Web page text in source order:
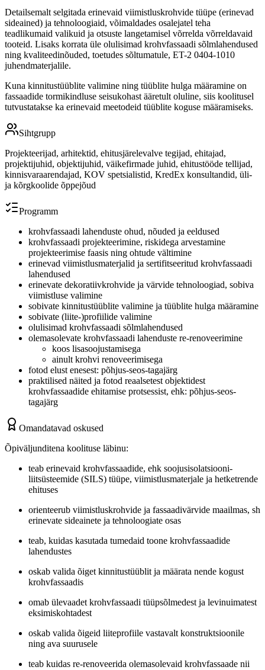
Detailsemalt selgitada erinevaid viimistluskrohvide tüüpe (erinevad
sideained) ja tehnoloogiaid, võimaldades osalejatel teha
teadlikumaid valikuid ja otsuste langetamisel võrrelda võrreldavaid
tooteid. Lisaks korrata üle olulisimad krohvfassaadi sõlmlahendused
ning kvaliteedinõuded, toetudes sõltumatule, ET-2 0404-1010
juhendmaterjalile.
Kuna kinnitustüüblite valimine ning tüüblite hulga määramine on
fassaadide tormikindluse seisukohast ääretult oluline, siis koolitusel
tutvustatakse ka erinevaid meetodeid tüüblite koguse määramiseks.
Sihtgrupp
Projekteerijad, arhitektid, ehitusjärelevalve tegijad, ehitajad,
projektijuhid, objektijuhid, väikefirmade juhid, ehitustööde tellijad,
kinnisvaraarendajad, KOV spetsialistid, KredEx konsultandid, üli-
ja kõrgkoolide õppejõud
Programm
krohvfassaadi lahenduste ohud, nõuded ja eeldused
krohvfassaadi projekteerimine, riskidega arvestamine
projekteerimise faasis ning ohtude vältimine
erinevad viimistlusmaterjalid ja sertifitseeritud krohvfassaadi
lahendused
erinevate dekoratiivkrohvide ja värvide tehnoloogiad, sobiva
viimistluse valimine
sobivate kinnitustüüblite valimine ja tüüblite hulga määramine
sobivate (liite-)profiilide valimine
olulisimad krohvfassaadi sõlmlahendused
olemasolevate krohvfassaadi lahenduste re-renoveerimine
koos lisasoojustamisega
ainult krohvi renoveerimisega
fotod elust enesest: põhjus-seos-tagajärg
praktilised näited ja fotod reaalsetest objektidest
krohvfassaadide ehitamise protsessist, ehk: põhjus-seos-
tagajärg
Omandatavad oskused
Õpiväljunditena koolituse läbinu:
teab erinevaid krohvfassaadide, ehk soojusisolatsiooni-
liitsüsteemide (SILS) tüüpe, viimistlusmaterjale ja hetketrende
ehituses
orienteerub viimistluskrohvide ja fassaadivärvide maailmas, sh
erinevate sideainete ja tehnoloogiate osas
teab, kuidas kasutada tumedaid toone krohvfassaadide
lahendustes
oskab valida õiget kinnitustüüblit ja määrata nende kogust
krohvfassaadis
omab ülevaadet krohvfassaadi tüüpsõlmedest ja levinuimatest
eksimiskohtadest
oskab valida õigeid liiteprofiile vastavalt konstruktsioonile
ning ava suurusele
teab kuidas re-renoveerida olemasolevaid krohvfassaade nii